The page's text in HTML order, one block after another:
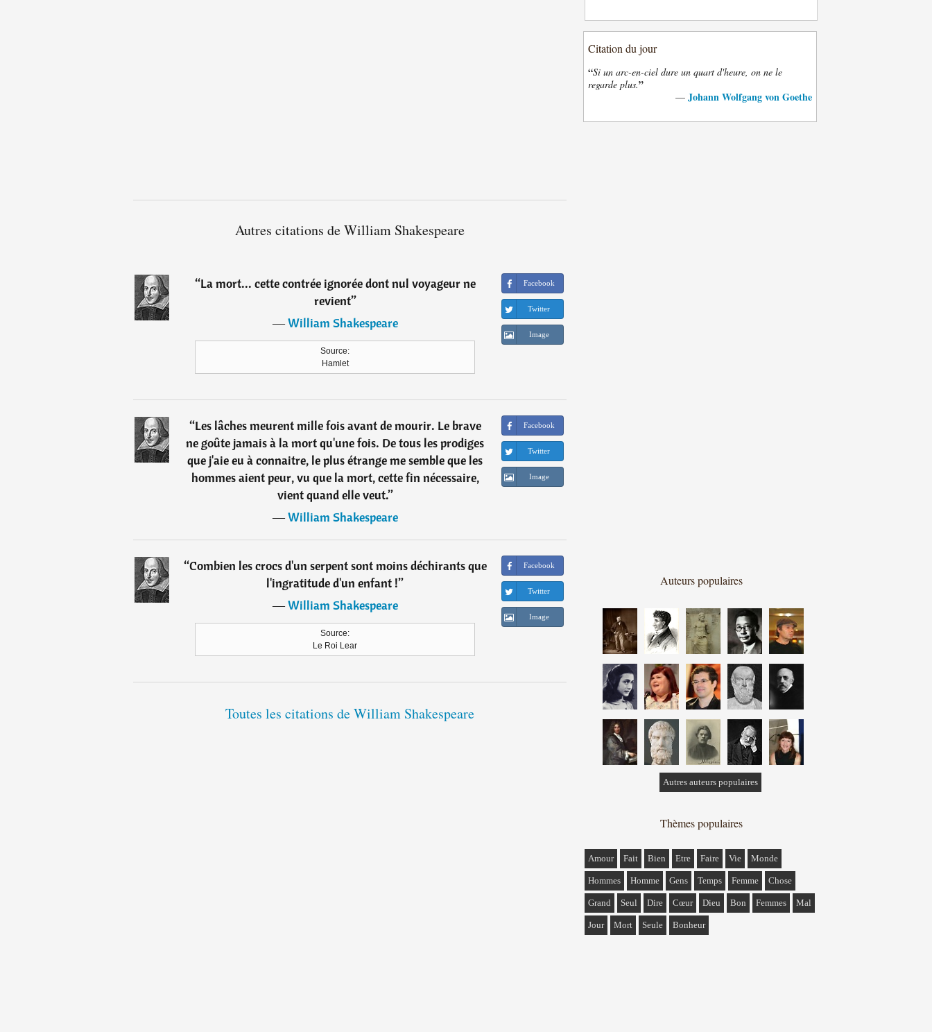
Autres citations de William Shakespeare
“La mort... cette contrée ignorée dont nul voyageur ne
revient”
―William Shakespeare
Source:
Hamlet
Facebook
Twitter
Image
“Les lâches meurent mille fois avant de mourir. Le brave
ne goûte jamais à la mort qu'une fois. De tous les prodiges
que j'aie eu à connaitre, le plus étrange me semble que les
hommes aient peur, vu que la mort, cette fin nécessaire,
vient quand elle veut.”
―William Shakespeare
Facebook
Twitter
Image
“Combien les crocs d'un serpent sont moins déchirants que
l'ingratitude d'un enfant !”
―William Shakespeare
Source:
Le Roi Lear
Facebook
Twitter
Image
Toutes les citations de William Shakespeare
Citation du jour
“Si un arc-en-ciel dure un quart d'heure, on ne le
regarde plus.”
— Johann Wolfgang von Goethe
Auteurs populaires
Autres auteurs populaires
Thèmes populaires
Amour Fait Bien Etre Faire Vie Monde
Hommes Homme Gens Temps Femme Chose
Grand Seul Dire Cœur Dieu Bon Femmes Mal
Jour Mort Seule Bonheur